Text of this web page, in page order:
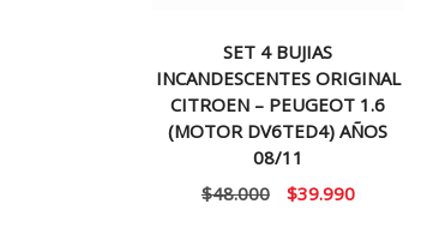
SET 4 BUJIAS
INCANDESCENTES ORIGINAL
CITROEN – PEUGEOT 1.6
(MOTOR DV6TED4) AÑOS
08/11
$48.000
El
$39.990El